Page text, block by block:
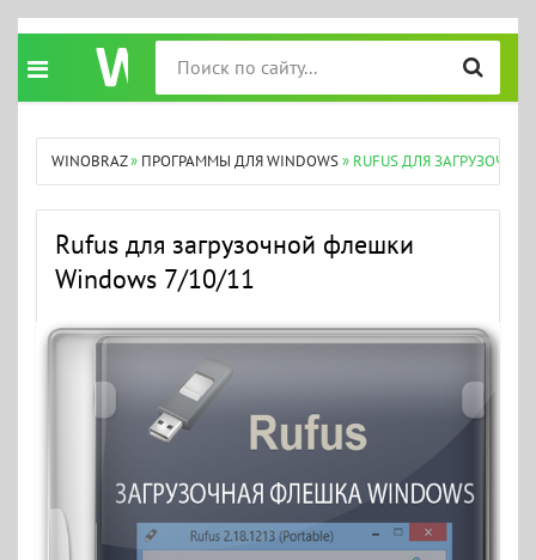
WINOBRAZ» ПРОГРАММЫ ДЛЯ WINDOWS» RUFUS ДЛЯ
Rufus для загрузочной флешки
Windows 7/10/11